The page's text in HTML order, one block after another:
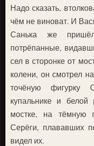
Надо сказать,
чём не виноват. И
Санька же
потрёпанные,
сел в сторонке от
колени, он смотрел
точёную
купальнике и
мостке, на тёмную
Серёги, плававших
видел их.